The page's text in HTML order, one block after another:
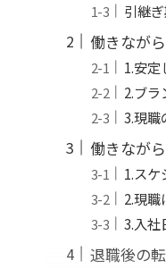
引継
働きなが
1.安
2.ブ
3.現職
働きなが
1.ス
2.現
3.入社
退職後の